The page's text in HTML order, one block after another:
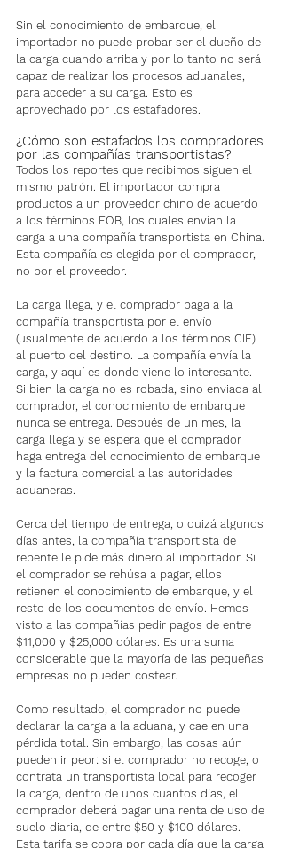
Sin el conocimiento de embarque, el
importador no puede probar ser el dueño de
la carga cuando arriba y por lo tanto no será
capaz de realizar los procesos aduanales,
para acceder a su carga. Esto es
aprovechado por los estafadores.
¿Cómo son estafados los compradores
por las compañías transportistas?
Todos los reportes que recibimos siguen el
mismo patrón. El importador compra
productos a un proveedor chino de acuerdo
a los términos FOB, los cuales envían la
carga a una compañía transportista en China.
Esta compañía es elegida por el comprador,
no por el proveedor.
La carga llega, y el comprador paga a la
compañía transportista por el envío
(usualmente de acuerdo a los términos CIF)
al puerto del destino. La compañía envía la
carga, y aquí es donde viene lo interesante.
Si bien la carga no es robada, sino enviada al
comprador, el conocimiento de embarque
nunca se entrega. Después de un mes, la
carga llega y se espera que el comprador
haga entrega del conocimiento de embarque
y la factura comercial a las autoridades
aduaneras.
Cerca del tiempo de entrega, o quizá algunos
días antes, la compañía transportista de
repente le pide más dinero al importador. Si
el comprador se rehúsa a pagar, ellos
retienen el conocimiento de embarque, y el
resto de los documentos de envío. Hemos
visto a las compañías pedir pagos de entre
$11,000 y $25,000 dólares. Es una suma
considerable que la mayoría de las pequeñas
empresas no pueden costear.
Como resultado, el comprador no puede
declarar la carga a la aduana, y cae en una
pérdida total. Sin embargo, las cosas aún
pueden ir peor: si el comprador no recoge, o
contrata un transportista local para recoger
la carga, dentro de unos cuantos días, el
comprador deberá pagar una renta de uso de
suelo diaria, de entre $50 y $100 dólares.
Esta tarifa se cobra por cada día que la carga